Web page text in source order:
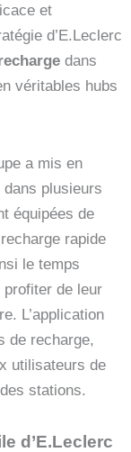
et
d’E.Leclerc
dans
véritables hubs
a mis en
plusieurs
équipées de
rapide
le temps
profiter de leur
L’application
de recharge,
utilisateurs de
stations.
d’E.Leclerc